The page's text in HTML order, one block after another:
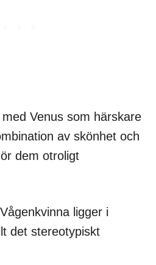
Venus som härskare
av skönhet och
dem otroligt
ligger i
det stereotypiskt